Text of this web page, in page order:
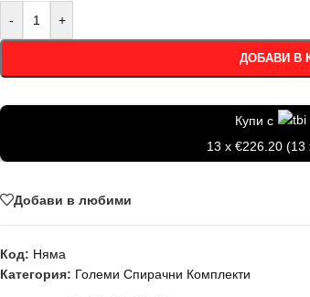
- +
ДОБАВИ В
Купи с
13 x €226.20 (13
Добави в любими
Код: Няма
Категория: Големи Спирачни Комплекти